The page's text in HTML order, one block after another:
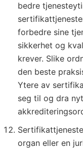
bedre
forbedre sine
sikkerhet og
krever. Slike
den beste
Ytere av
seg til og dra
organ eller en